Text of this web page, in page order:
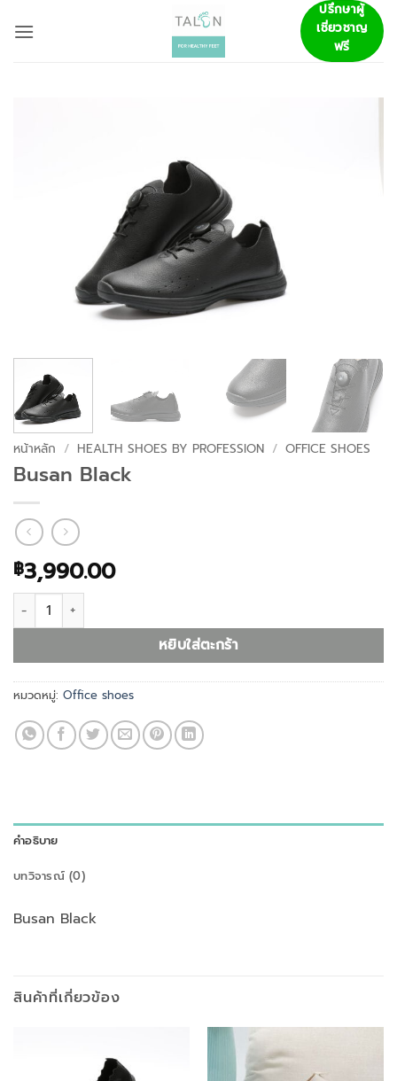
ปรึกษาผู้
เชี่ยวชาญ
ฟรี
หน้าหลัก / HEALTH SHOES BY PROFESSION / OFFICE SHOES
Busan Black
฿3,990.00
จำนวน Busan Black ชิ้น
หยิบใส่ตะกร้า
หมวดหมู่: Office shoes
คำอธิบาย
บทวิจารณ์ (0)
Busan Black
สินค้าที่เกี่ยวข้อง